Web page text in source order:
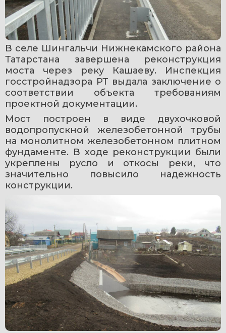
В селе Шингальчи Нижнекамского района
Татарстана завершена реконструкция
моста через реку Кашаеву. Инспекция
госстройнадзора РТ выдала заключение о
соответствии объекта требованиям
проектной документации.
Мост построен в виде двухочковой
водопропускной железобетонной трубы
на монолитном железобетонном плитном
фундаменте. В ходе реконструкции были
укреплены русло и откосы реки, что
значительно повысило надежность
конструкции.